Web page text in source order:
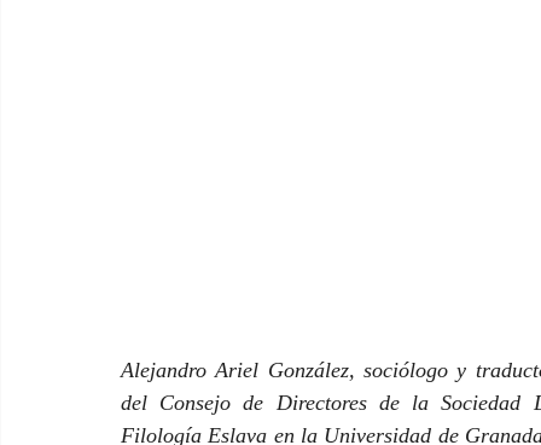
Alejandro Ariel González, sociólogo y
del Consejo de Directores de la Sociedad
Filología Eslava en la Universidad de